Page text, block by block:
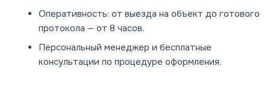
Оперативность: от выезда на объект до готового
протокола — от 8 часов.
Персональный менеджер и бесплатные
консультации по процедуре оформления.